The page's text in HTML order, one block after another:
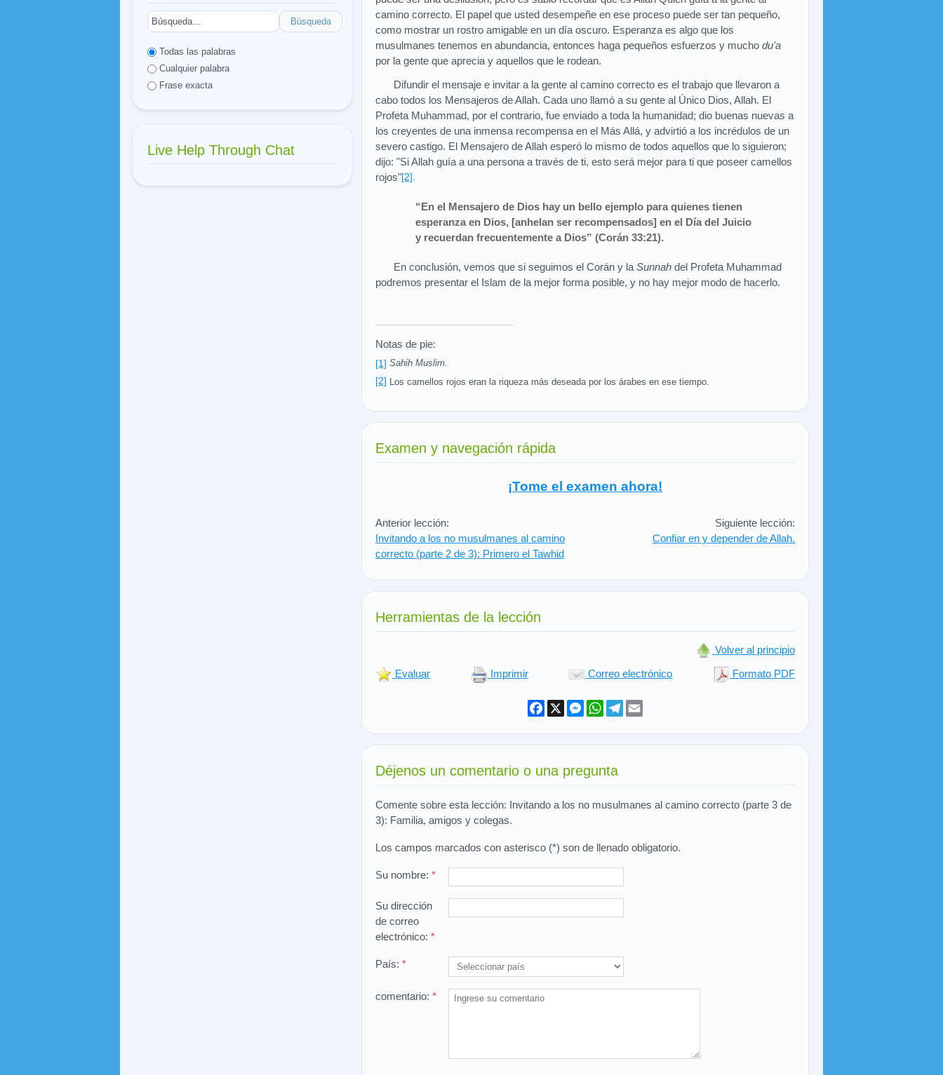
Búsqueda
Todas las palabras
Cualquier palabra
Frase exacta
Live Help Through Chat
camino correcto. El papel que usted desempeñe en ese proceso puede ser tan pequeño,
como mostrar un rostro amigable en un día oscuro. Esperanza es algo que los
musulmanes tenemos en abundancia, entonces haga pequeños esfuerzos y mucho du'a
por la gente que aprecia y aquellos que le rodean.
Difundir el mensaje e invitar a la gente al camino correcto es el trabajo que llevaron a
cabo todos los Mensajeros de Allah. Cada uno llamó a su gente al Único Dios, Allah. El
Profeta Muhammad, por el contrario, fue enviado a toda la humanidad; dio buenas nuevas a
los creyentes de una inmensa recompensa en el Más Allá, y advirtió a los incrédulos de un
severo castigo. El Mensajero de Allah esperó lo mismo de todos aquellos que lo siguieron;
dijo: "Si Allah guía a una persona a través de ti, esto será mejor para ti que poseer camellos
rojos"[2].
“En el Mensajero de Dios hay un bello ejemplo para quienes tienen
esperanza en Dios, [anhelan ser recompensados] en el Día del Juicio
y recuerdan frecuentemente a Dios” (Corán 33:21).
En conclusión, vemos que si seguimos el Corán y laSunnah del Profeta Muhammad
podremos presentar el Islam de la mejor forma posible, y no hay mejor modo de hacerlo.
Notas de pie:
[1] Sahih Muslim.
[2] Los camellos rojos eran la riqueza más deseada por los árabes en ese tiempo.
Examen y navegación rápida
¡Tome el examen ahora!
Anterior lección:
Invitando a los no musulmanes al camino
correcto (parte 2 de 3): Primero el Tawhid
Siguiente lección:
Confiar en y depender de Allah.
Herramientas de la lección
Volver al principio
Evaluar Imprimir Correo electrónico Formato PDF
Facebook
X Messenger
WhatsApp
Telegram
Déjenos un comentario o una pregunta
Comente sobre esta lección: Invitando a los no musulmanes al camino correcto (parte 3 de
3): Familia, amigos y colegas.
Los campos marcados con asterisco (*) son de llenado obligatorio.
Su nombre: *
Su dirección
de correo
electrónico: *
País: *
comentario: *